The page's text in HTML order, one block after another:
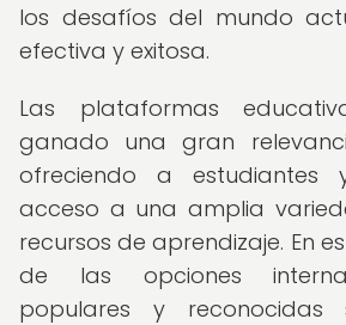
los desafíos del mundo
efectiva y exitosa.
Las plataformas
ganado una gran
ofreciendo a estudiantes
acceso a una amplia
recursos de aprendizaje. En
de las opciones
populares y